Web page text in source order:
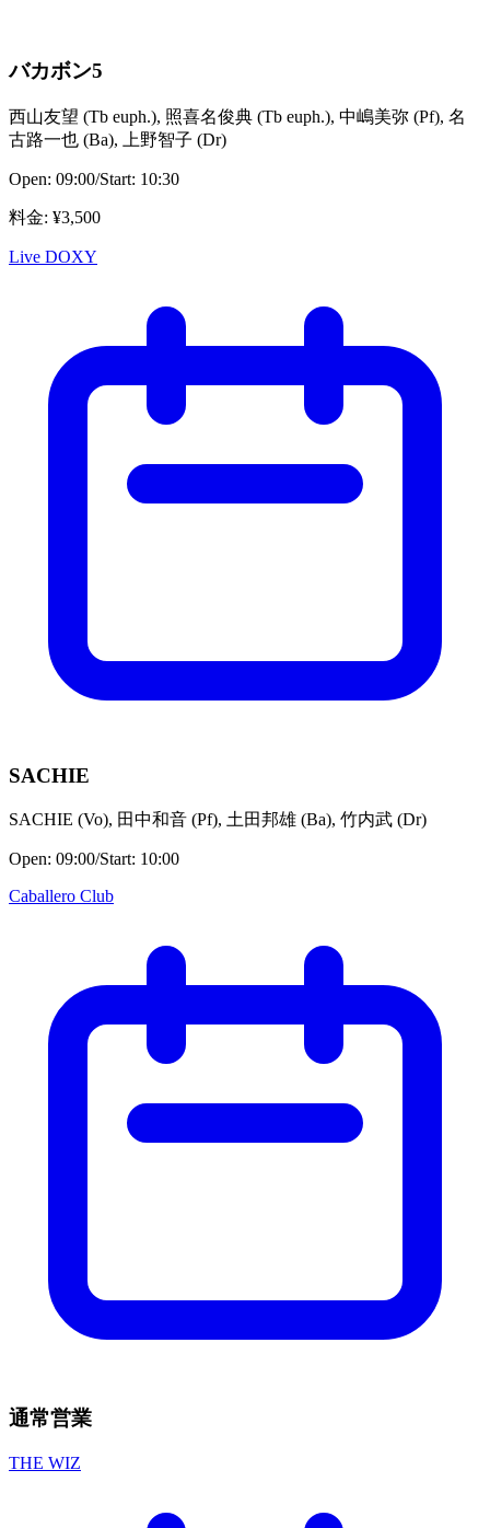
バカボン5
西山友望 (Tb euph.), 照喜名俊典 (Tb euph.), 中嶋美弥 (Pf), 名
古路一也 (Ba), 上野智子 (Dr)
Open: 09:00/Start: 10:30
料金: ¥3,500
Live DOXY
SACHIE
SACHIE (Vo), 田中和音 (Pf), 土田邦雄 (Ba), 竹内武 (Dr)
Open: 09:00/Start: 10:00
Caballero Club
通常営業
THE WIZ